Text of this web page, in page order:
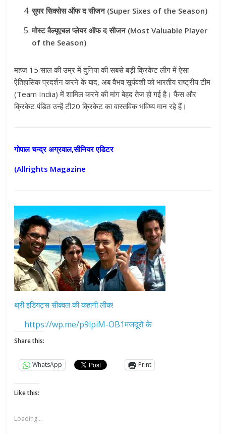
सुपर सिक्सेस ऑफ द सीजन (Super Sixes of the Season)
मोस्ट वैल्यूएबल प्लेयर ऑफ द सीजन (Most Valuable Player
of the Season)
महज 15 साल की उम्र में दुनिया की सबसे बड़ी क्रिकेट लीग में ऐसा
ऐतिहासिक प्रदर्शन करने के बाद, अब वैभव सूर्यवंशी को भारतीय राष्ट्रीय टीम
(Team India) में शामिल करने की मांग बेहद तेज हो गई है। फैंस और
क्रिकेट पंडित उन्हें टी20 क्रिकेट का वास्तविक भविष्य मान रहे हैं।
गोपाल चन्द्र अग्रवाल,सीनियर एडिटर
(Allrights Magazine
थ्री इडियट्स सीक्वल की कहानी लीक!
https://wp.me/p9lpiM-OB1मजदूरों के
Share this:
WhatsApp Print
Like this:
Loading...